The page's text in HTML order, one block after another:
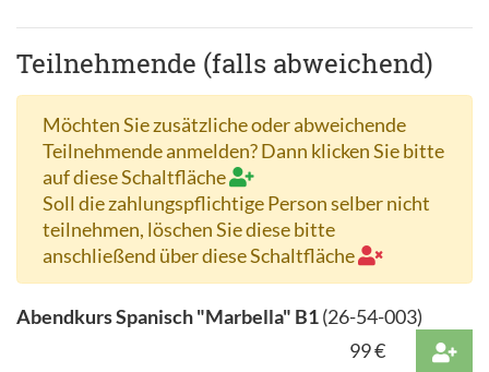
Teilnehmende (falls abweichend)
Möchten Sie zusätzliche oder abweichende
Teilnehmende anmelden? Dann klicken Sie bitte
auf diese Schaltfläche
Soll die zahlungspflichtige Person selber nicht
teilnehmen, löschen Sie diese bitte
anschließend über diese Schaltfläche
Abendkurs Spanisch "Marbella" B1(26-54-003)
99€